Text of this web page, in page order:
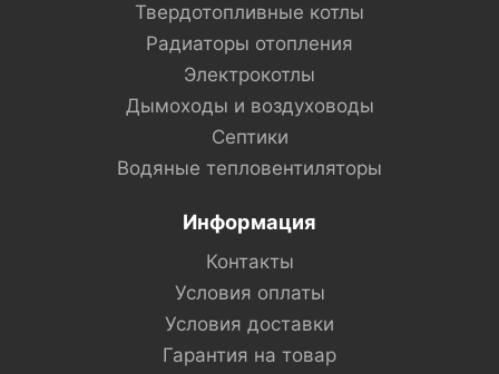
Твердотопливные котлы
Радиаторы отопления
Электрокотлы
Дымоходы и воздуховоды
Септики
Водяные тепловентиляторы
Информация
Контакты
Условия оплаты
Условия доставки
Гарантия на товар